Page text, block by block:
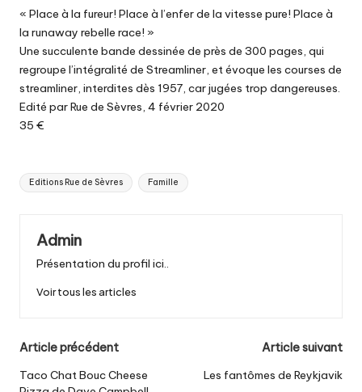
« Place à la fureur! Place à l’enfer de la vitesse pure! Place à
la runaway rebelle race! »
Une succulente bande dessinée de près de 300 pages, qui
regroupe l’intégralité de Streamliner, et évoque les courses de
streamliner, interdites dès 1957, car jugées trop dangereuses.
Edité par Rue de Sèvres, 4 février 2020
35 €
Tags:
Editions Rue de Sèvres Famille
Admin
Présentation du profil ici..
Voir tous les articles
Post
navigation
Article précédent
Taco Chat Bouc Cheese
Article suivant
Les fantômes de Reykjavik